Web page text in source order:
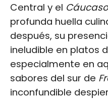
Central y el Cáucaso
profunda huella
después, su
ineludible en platos
especialmente en
sabores del sur de
inconfundible